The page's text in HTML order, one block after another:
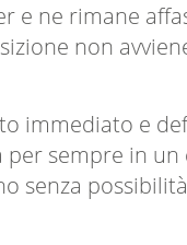
e ne rimane
non
immediato e
sempre in
senza